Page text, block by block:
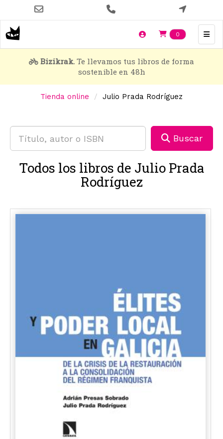
contenido
principal
0 Items en
Bizikrak. Te llevamos tus libros de forma
sostenible en 48h
Tienda online Julio Prada Rodríguez
Buscar
Todos los libros de Julio Prada
Rodríguez